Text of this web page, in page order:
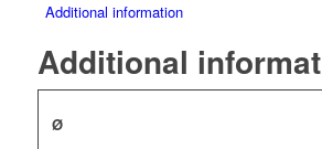
Additional information
Additional
Ø